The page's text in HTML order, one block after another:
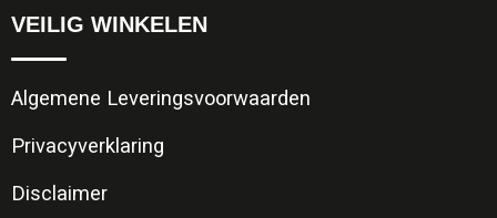
VEILIG WINKELEN
Algemene Leveringsvoorwaarden
Privacyverklaring
Disclaimer